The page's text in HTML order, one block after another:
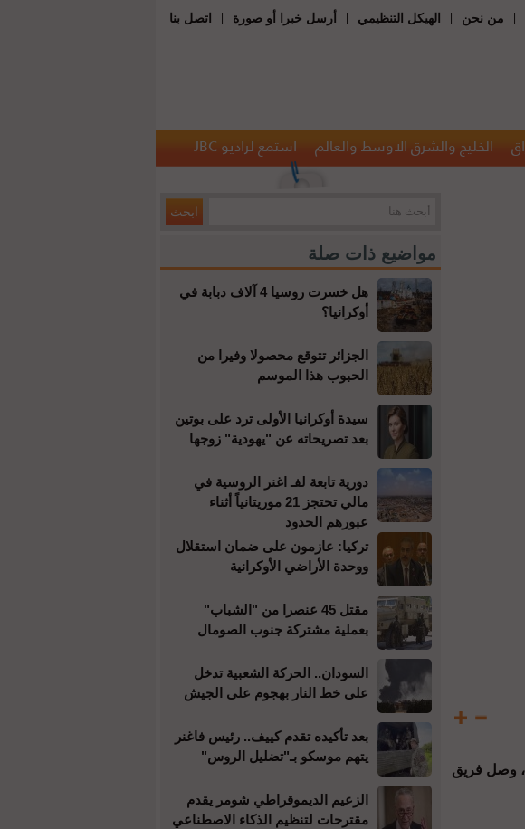
من نحن الهيكل التنظيمي أرسل خبرا أو صورة اتصل بنا
الخليج والشرق الاوسط والعالم استمع لراديو JBC
مواضيع ذات صلة
هل خسرت روسيا 4 آلاف دبابة في
أوكرانيا؟
الجزائر تتوقع محصولا وفيرا من
الحبوب هذا الموسم
سيدة أوكرانيا الأولى ترد على بوتين
بعد تصريحاته عن "يهودية" زوجها
دورية تابعة لفـ اغنر الروسية في
مالي تحتجز 21 موريتانياً أثناء
عبورهم الحدود
تركيا: عازمون على ضمان استقلال
ووحدة الأراضي الأوكرانية
مقتل 45 عنصرا من "الشباب"
بعملية مشتركة جنوب الصومال
السودان.. الحركة الشعبية تدخل
على خط النار بهجوم على الجيش
بعد تأكيده تقدم كييف.. رئيس فاغنر
يتهم موسكو بـ"تضليل الروس"
الزعيم الديموقراطي شومر يقدم
مقترحات لتنظيم الذكاء الاصطناعي
وصل فريق